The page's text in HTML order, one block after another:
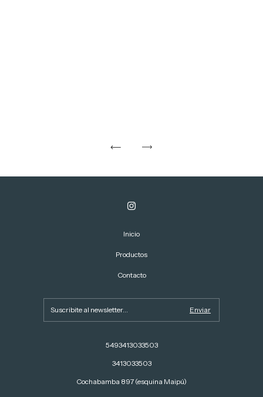
Inicio
Productos
Contacto
5493413033503
3413033503
Cochabamba 897 (esquina Maipú)